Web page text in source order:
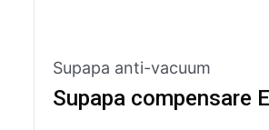
Supapa anti-vacuum
Supapa compensare